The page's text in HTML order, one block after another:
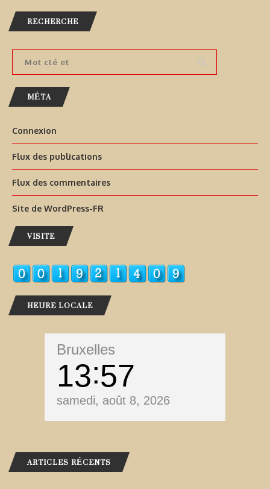
RECHERCHE
MÉTA
Connexion
Flux des publications
Flux des commentaires
Site de WordPress-FR
VISITE
HEURE LOCALE
Bruxelles
13 57
samedi, août 8, 2026
ARTICLES RÉCENTS